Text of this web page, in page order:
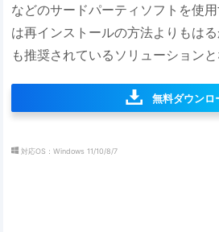
などのサードパーティソフトを使
は再インストールの方法よりもは
も推奨されているソリューションと
無料ダウンロ
対応OS：Windows 11/10/8/7